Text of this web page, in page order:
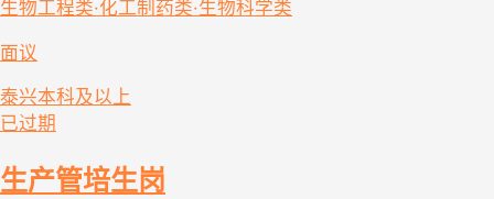
生物工程类·化工制药类·生物科学类
面议
泰兴本科及以上
已过期
生产管培生岗